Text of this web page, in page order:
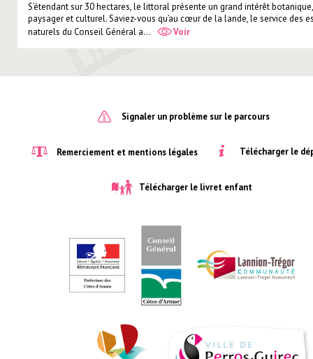
S’étendant sur 30 hectares, le littoral présente un grand intérêt botanique,
paysager et culturel. Saviez-vous qu’au cœur de la lande, le service des
naturels du Conseil Général a...
Voir
Signaler un problème sur le parcours
Remerciement et mentions légales Télécharger le
Télécharger le livret enfant